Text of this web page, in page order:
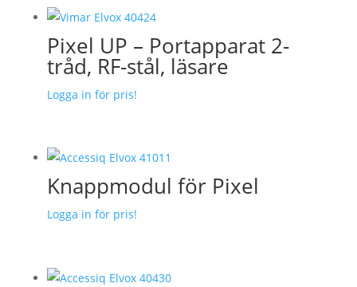
Pixel UP – Portapparat 2-
tråd, RF-stål, läsare
Logga in för pris!
Knappmodul för Pixel
Logga in för pris!